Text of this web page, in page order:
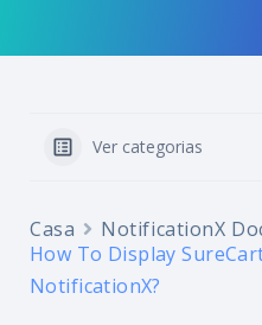
Ver categorias
Casa NotificationX
How To Display
NotificationX?